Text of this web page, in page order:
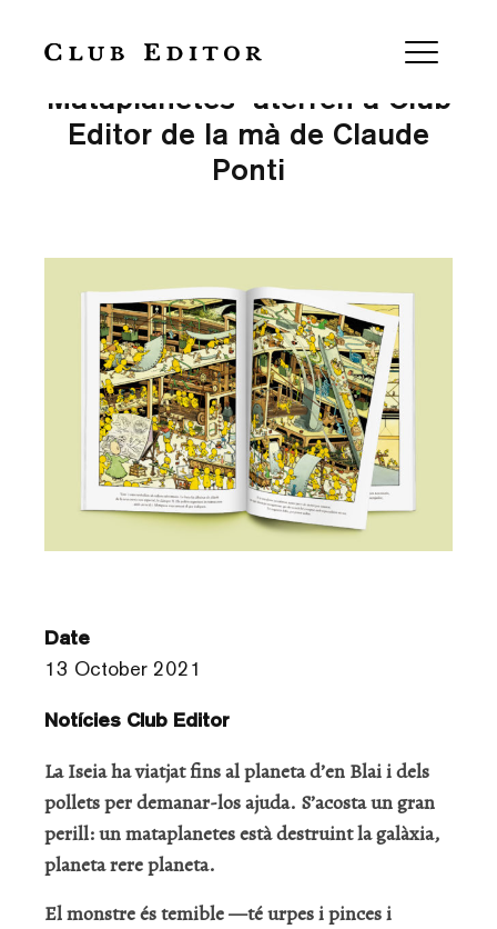
“En Blai, la Iseia i el
Mataplanetes” aterren a Club
Editor de la mà de Claude
Ponti
Date
13 October 2021
Notícies Club Editor
La Iseia ha viatjat fins al planeta d’en Blai i dels
pollets per demanar-los ajuda. S’acosta un gran
perill: un mataplanetes està destruint la galàxia,
planeta rere planeta.
El monstre és temible —té urpes i pinces i